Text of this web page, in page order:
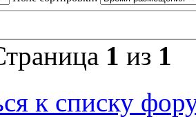
1 из 1
к списку